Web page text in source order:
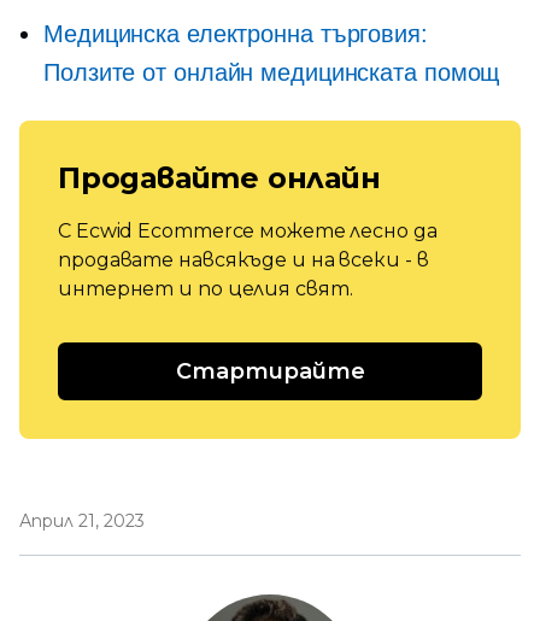
Медицинска електронна търговия:
Ползите от онлайн медицинската помощ
Продавайте онлайн
С Ecwid Ecommerce можете лесно да
продавате навсякъде и на всеки - в
интернет и по целия свят.
Стартирайте
Април 21, 2023